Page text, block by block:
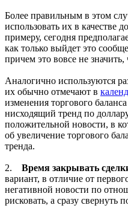
Более правильным в этом
использовать их в качестве
примеру, сегодня
как только выйдет это
причем это вовсе не
Аналогично используются
их обычно отмечают в
изменения торгового
нисходящий тренд по
положительной новости, в
об увеличение торгового
тренда.
2. Время закрывать
вариант, в отличие от
негативной новости по
рисковать, а сразу свернуть